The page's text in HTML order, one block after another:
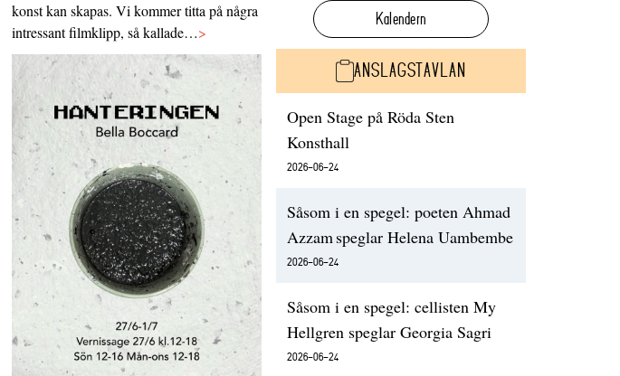
konst kan skapas. Vi kommer titta på några
intressant filmklipp, så kallade…>
Kalendern
ANSLAGSTAVLAN
Open Stage på Röda Sten
Konsthall
2026-06-24
Såsom i en spegel: poeten Ahmad
Azzam speglar Helena Uambembe
2026-06-24
Såsom i en spegel: cellisten My
Hellgren speglar Georgia Sagri
2026-06-24